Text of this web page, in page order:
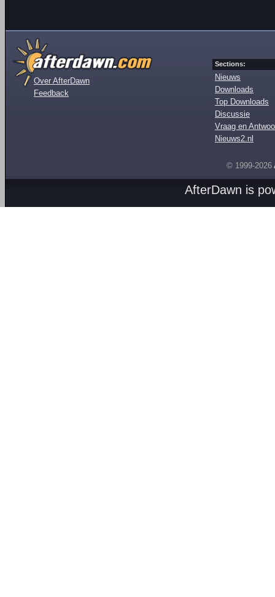
Over AfterDawn
Feedback
Sections:
Nieuws
Downloads
Top Downloads
Discussie
Vraag en
Nieuws2.nl
© 1999-2026
AfterDawn is